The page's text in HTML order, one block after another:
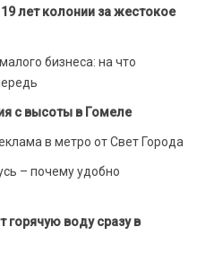
лет колонии за жестокое
бизнеса: на что
с высоты в Гомеле
в метро от Свет Города
– почему удобно
горячую воду сразу в